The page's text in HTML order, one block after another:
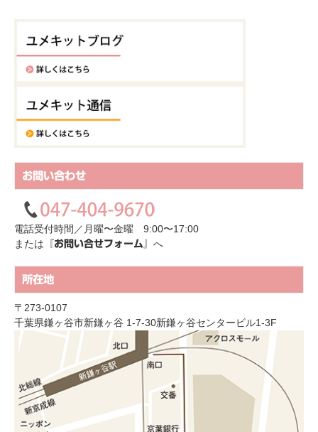
お問い合わせ
電話受付時間／月曜〜金曜 9:00〜17:00
または 『お問い合せフォーム』 へ
所在地
〒273-0107
千葉県鎌ヶ谷市新鎌ヶ谷 1-7-30新鎌ヶ谷センタービル1-3F